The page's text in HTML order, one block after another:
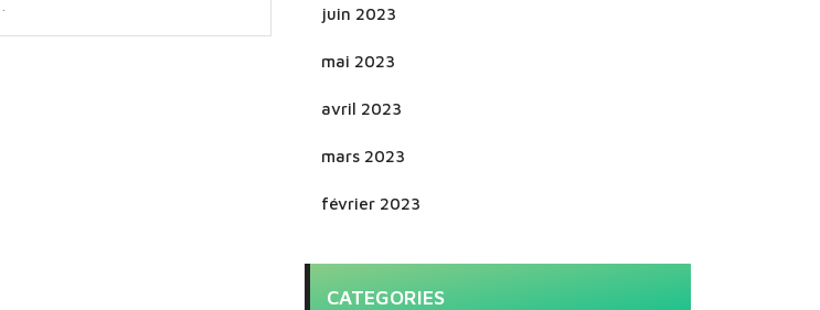
juin 2023
mai 2023
avril 2023
mars 2023
février 2023
CATEGORIES